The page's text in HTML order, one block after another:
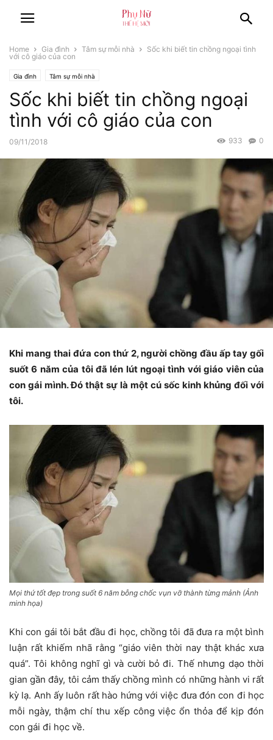
Home Gia đình Tâm sự mỗi nhà
Sốc khi biết tin chồng ngoại tình
với cô giáo của con
Gia đình Tâm sự mỗi nhà
Sốc khi biết tin chồng ngoại
tình với cô giáo của con
09/11/2018 0
933
Khi mang thai đứa con thứ 2, người chồng đầu ấp tay gối
suốt 6 năm của tôi đã lén lút ngoại tình với giáo viên của
con gái mình. Đó thật sự là một cú sốc kinh khủng đối với
tôi.
Mọi thứ tốt đẹp trong suốt 6 năm bỗng chốc vụn vỡ thành từng mảnh (Ảnh
minh họa)
Khi con gái tôi bắt đầu đi học, chồng tôi đã đưa ra một bình
luận rất khiếm nhã rằng “giáo viên thời nay thật khác xưa
quá”. Tôi không nghĩ gì và cười bỏ đi. Thế nhưng dạo thời
gian gần đây, tôi cảm thấy chồng mình có những hành vi rất
kỳ lạ. Anh ấy luôn rất hào hứng với việc đưa đón con đi học
mỗi ngày, thậm chí thu xếp công việc ổn thỏa để kịp đón
con gái đi học về.